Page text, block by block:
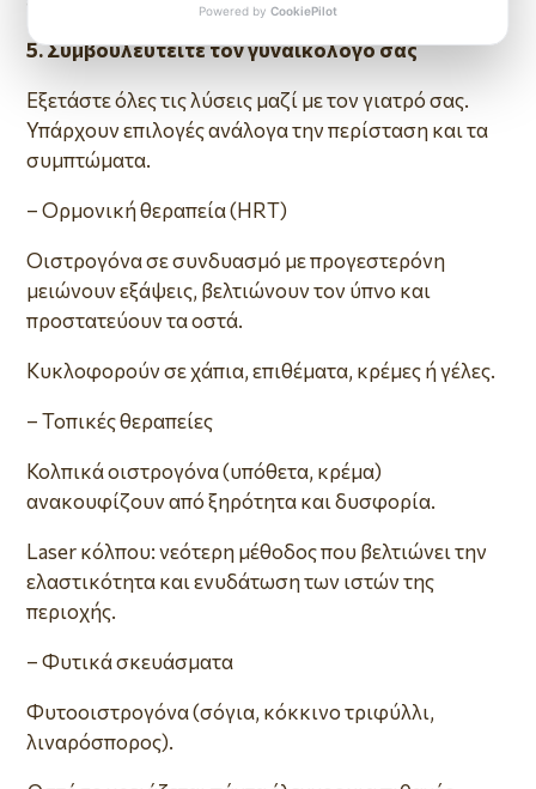
5. Συμβουλευτείτε τον γυναικολόγο σας
Εξετάστε όλες τις λύσεις μαζί με τον γιατρό σας.
Υπάρχουν επιλογές ανάλογα την περίσταση και τα
συμπτώματα.
– Ορμονική θεραπεία (HRT)
Οιστρογόνα σε συνδυασμό με προγεστερόνη
μειώνουν εξάψεις, βελτιώνουν τον ύπνο και
προστατεύουν τα οστά.
Κυκλοφορούν σε χάπια, επιθέματα, κρέμες ή γέλες.
– Τοπικές θεραπείες
Κολπικά οιστρογόνα (υπόθετα, κρέμα)
ανακουφίζουν από ξηρότητα και δυσφορία.
Laser κόλπου: νεότερη μέθοδος που βελτιώνει την
ελαστικότητα και ενυδάτωση των ιστών της
περιοχής.
– Φυτικά σκευάσματα
Φυτοοιστρογόνα (σόγια, κόκκινο τριφύλλι,
λιναρόσπορος).